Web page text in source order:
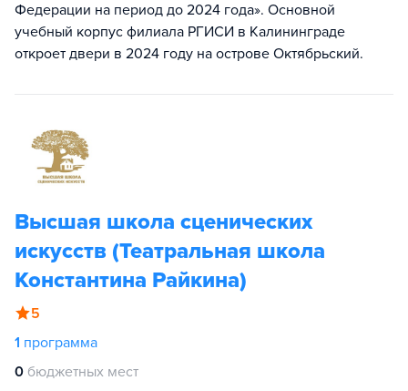
Федерации на период до 2024 года». Основной
учебный корпус филиала РГИСИ в Калининграде
откроет двери в 2024 году на острове Октябрьский.
Высшая школа сценических
искусств (Театральная школа
Константина Райкина)
5
1 программа
0 бюджетных мест